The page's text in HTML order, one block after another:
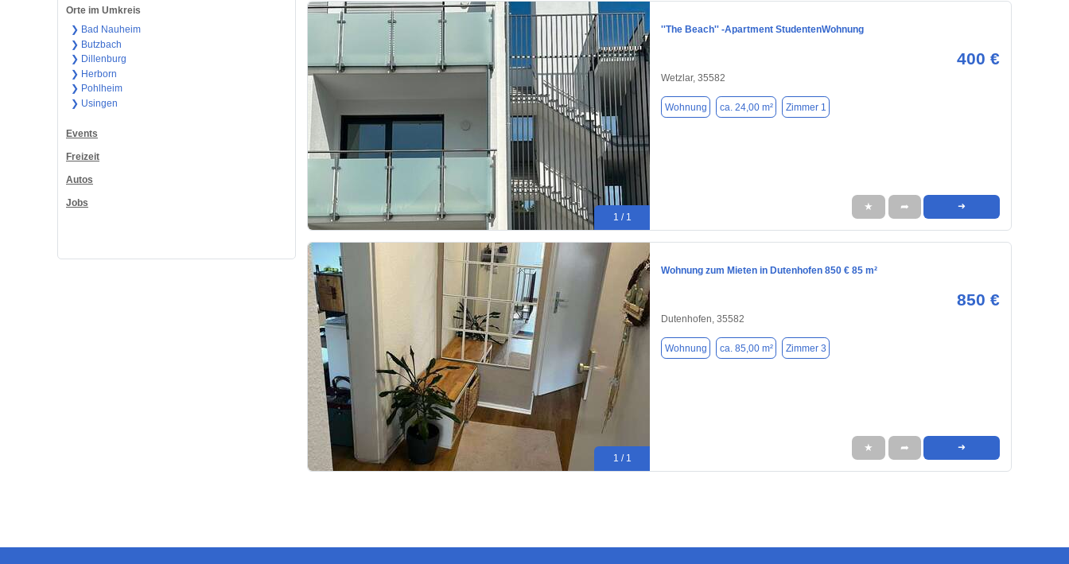
Orte im Umkreis
❯ Bad Nauheim
❯ Butzbach
❯ Dillenburg
❯ Herborn
❯ Pohlheim
❯ Usingen
Events
Freizeit
Autos
Jobs
1 / 1
''The Beach'' -Apartment StudentenWohnung
400 €
Wetzlar, 35582
Wohnung ca. 24,00 m² Zimmer 1
★ ➦ ➜
1 / 1
Wohnung zum Mieten in Dutenhofen 850 € 85 m²
850 €
Dutenhofen, 35582
Wohnung ca. 85,00 m² Zimmer 3
★ ➦ ➜